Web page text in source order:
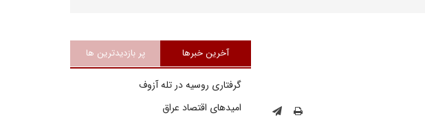
آخرین خبرها پر بازدیدترین ها
گرفتاری روسیه در تله آزوف
امیدهای اقتصاد عراق